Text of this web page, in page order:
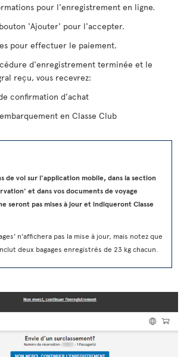
pour l'enregistrement en ligne.
'Ajouter' pour l'accepter.
pour effectuer le paiement.
d'enregistrement terminée et le
reçu, vous recevrez:
confirmation d’achat
en Classe Club
de vol sur l'application mobile, dans la section
et dans vos documents de voyage
seront pas mises à jour et indiqueront Classe
n'affichera pas la mise à jour, mais notez que
deux bagages enregistrés de 23 kg chacun.